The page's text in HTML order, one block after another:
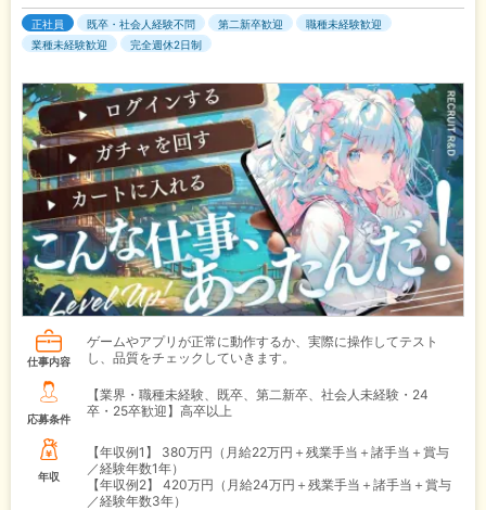
正社員 既卒・社会人経験不問 第二新卒歓迎
職種未経験歓迎
業種未経験歓迎
完全週休2日制
仕事内容
ゲームやアプリが正常に動作するか、実際に操作してテスト
し、品質をチェックしていきます。
応募条件
【業界・職種未経験、既卒、第二新卒、社会人未経験・24
卒・25卒歓迎】高卒以上
年収
【年収例1】
380万円（月給22万円＋残業手当＋諸手当＋賞与
／経験年数1年）
【年収例2】
420万円（月給24万円＋残業手当＋諸手当＋賞与
／経験年数3年）